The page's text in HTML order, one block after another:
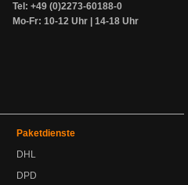
Tel: +49 (0)2273-60188-0
Mo-Fr: 10-12 Uhr | 14-18 Uhr
Paketdienste
DHL
DPD